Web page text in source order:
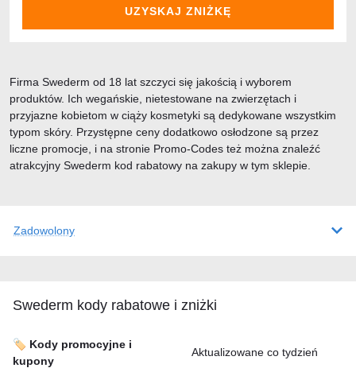
UZYSKAJ ZNIŻKĘ
Zadowolony
Swederm kody rabatowe i zniżki
🏷️ Kody promocyjne i
kupony
Aktualizowane co tydzień
Firma Swederm od 18 lat szczyci się jakością i wyborem
produktów. Ich wegańskie, nietestowane na zwierzętach i
przyjazne kobietom w ciąży kosmetyki są dedykowane wszystkim
typom skóry. Przystępne ceny dodatkowo osłodzone są przez
liczne promocje, i na stronie Promo-Codes też można znaleźć
atrakcyjny Swederm kod rabatowy na zakupy w tym sklepie.